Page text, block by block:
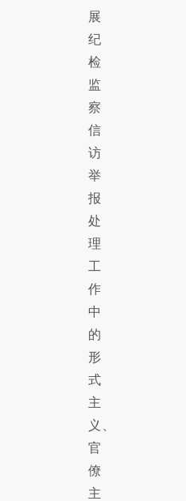
展
纪
检
监
察
信
访
举
报
处
理
工
作
中
的
形
式
主
义、
官
僚
主